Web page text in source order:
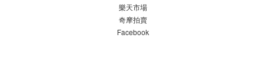
樂天市場
奇摩拍賣
Facebook